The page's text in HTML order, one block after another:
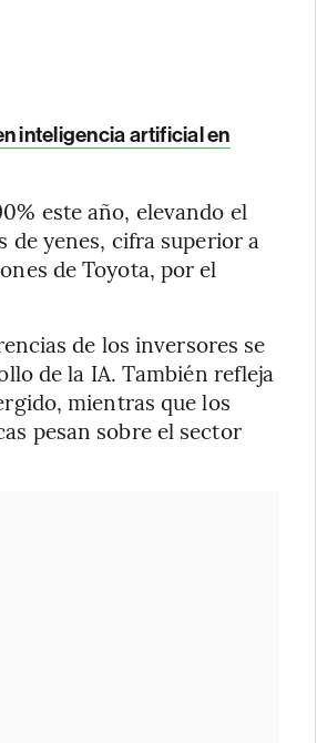
inteligencia artificial en
este año, elevando el
de yenes, cifra superior a
de Toyota, por el
de los inversores se
de la IA. También refleja
mientras que los
pesan sobre el sector